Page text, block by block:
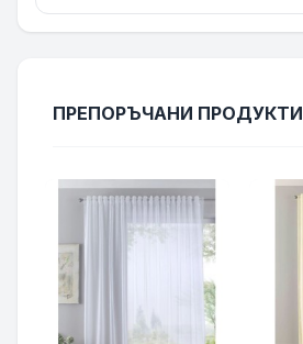
ПРЕПОРЪЧАНИ ПРОДУКТИ